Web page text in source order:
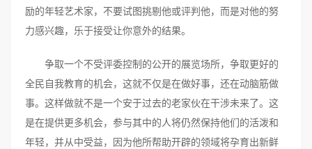
励的年轻艺术家，不要试图挑剔他或评判他，而是对他的努
力感兴趣，乐于接受让你意外的结果。
争取一个不受评委控制的公开的展览场所，争取更好的
全民自我教育的机会，这就不仅是在做好事，还在动脑筋做
事。这样做就不是一个安于过去的老家伙在干涉未来了。这
是在提供更多机会，参与其中的人将仍然保持他们的活泼和
年轻，并从中受益，因为他所帮助开辟的领域将孕育出新鲜